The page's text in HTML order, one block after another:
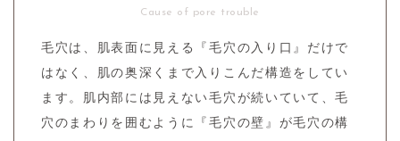
Cause of pore trouble
毛穴は、肌表面に見える『毛穴の入り口』だけで
はなく、肌の奥深くまで入りこんだ構造をしてい
ます。
肌内部には見えない毛穴が続いていて、毛
穴のまわりを囲むように『毛穴の壁』が毛穴の構